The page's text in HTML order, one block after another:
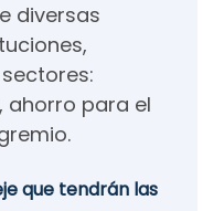
diversas
ahorro para el
que tendrán las